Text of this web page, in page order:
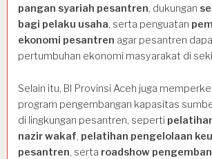
pangan syariah pesantren, dukungan
bagi pelaku usaha, serta penguatan
ekonomi pesantren agar pesantren
pertumbuhan ekonomi masyarakat di
Selain itu, BI Provinsi Aceh juga
program pengembangan kapasitas
di lingkungan pesantren, seperti
nazir wakaf, pelatihan pengelolaan
pesantren, serta roadshow